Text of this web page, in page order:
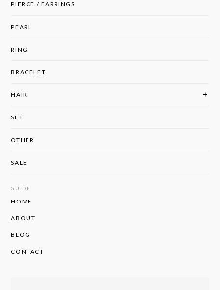
PIERCE / EARRINGS
PEARL
RING
BRACELET
HAIR
SET
OTHER
SALE
GUIDE
HOME
ABOUT
BLOG
CONTACT